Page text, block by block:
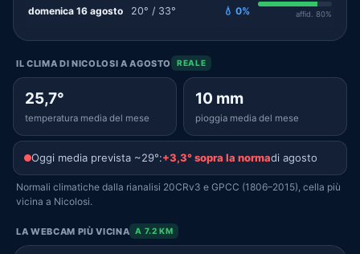
domenica 16 agosto 20° / 33° 💧 0% affid. 80%
IL CLIMA DI NICOLOSI A AGOSTO REALE
25,7°
temperatura media del mese
10 mm
pioggia media del mese
Oggi media prevista ~29°:+3,3° sopra la normadi agosto
Normali climatiche dalla rianalisi 20CRv3 e GPCC (1806–2015), cella più
vicina a Nicolosi.
LA WEBCAM PIÙ VICINA A 7.2 KM